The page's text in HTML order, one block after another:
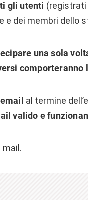
gli utenti (registrati
e dei membri dello
una sola
comporteranno
al termine
valido e